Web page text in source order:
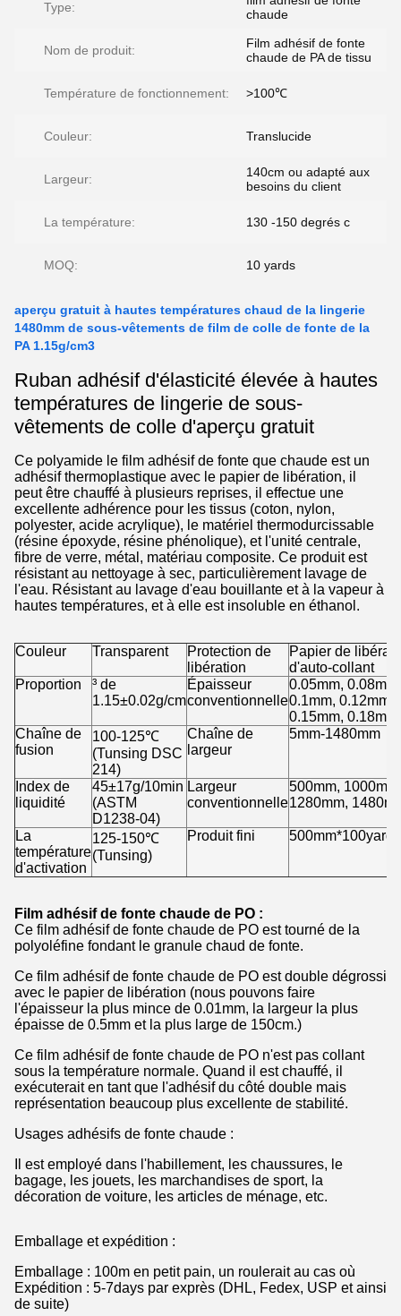
Type:
chaude
Nom de produit:
Film adhésif de fonte
chaude de PA de tissu
Température de fonctionnement: >100℃
Couleur: Translucide
Largeur:
140cm ou adapté aux
besoins du client
La température: 130 -150 degrés c
MOQ: 10 yards
aperçu gratuit à hautes températures chaud de la lingerie
1480mm de sous-vêtements de film de colle de fonte de la
PA 1.15g/cm3
Ruban adhésif d'élasticité élevée à hautes
températures de lingerie de sous-
vêtements de colle d'aperçu gratuit
Ce polyamide le film adhésif de fonte que chaude est un
adhésif thermoplastique avec le papier de libération, il
peut être chauffé à plusieurs reprises, il effectue une
excellente adhérence pour les tissus (coton, nylon,
polyester, acide acrylique), le matériel thermodurcissable
(résine époxyde, résine phénolique), et l'unité centrale,
fibre de verre, métal, matériau composite. Ce produit est
résistant au nettoyage à sec, particulièrement lavage de
l'eau. Résistant au lavage d'eau bouillante et à la vapeur à
hautes températures, et à elle est insoluble en éthanol.
Couleur Transparent
Protection de
libération
Papier de
d'auto-collant
Proportion
³ de
1.15±0.02g/cm
Épaisseur
conventionnelle
0.05mm, 0.08mm,
0.1mm, 0.12mm,
0.15mm, 0.18mm
Chaîne de
fusion
100-125℃
(Tunsing DSC
214)
Chaîne de
largeur
5mm-1480mm
Index de
liquidité
45±17g/10min
(ASTM
D1238-04)
Largeur
conventionnelle
500mm,
1280mm,
La
température
d'activation
125-150℃
(Tunsing)
Produit fini
Film adhésif de fonte chaude de PO :
Ce film adhésif de fonte chaude de PO est tourné de la
polyoléfine fondant le granule chaud de fonte.
Ce film adhésif de fonte chaude de PO est double dégrossi
avec le papier de libération (nous pouvons faire
l'épaisseur la plus mince de 0.01mm, la largeur la plus
épaisse de 0.5mm et la plus large de 150cm.)
Ce film adhésif de fonte chaude de PO n'est pas collant
sous la température normale. Quand il est chauffé, il
exécuterait en tant que l'adhésif du côté double mais
représentation beaucoup plus excellente de stabilité.
Usages adhésifs de fonte chaude :
Il est employé dans l'habillement, les chaussures, le
bagage, les jouets, les marchandises de sport, la
décoration de voiture, les articles de ménage, etc.
Emballage et expédition :
Emballage : 100m en petit pain, un roulerait au cas où
Expédition : 5-7days par exprès (DHL, Fedex, USP et ainsi
de suite)